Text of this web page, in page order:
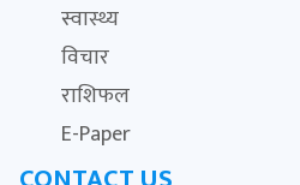
स्वास्थ्य
विचार
राशिफल
E-Paper